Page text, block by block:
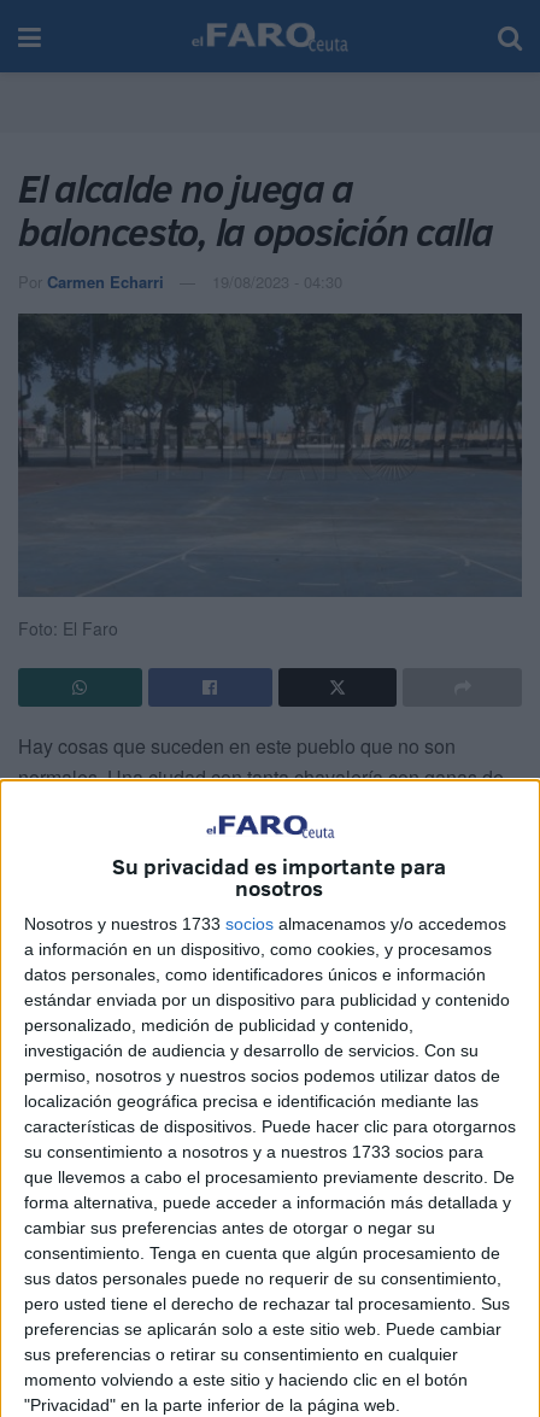
Su privacidad es importante para
nosotros
Nosotros y nuestros 1733 socios almacenamos y/o accedemos
a información en un dispositivo, como cookies, y procesamos
datos personales, como identificadores únicos e información
estándar enviada por un dispositivo para publicidad y contenido
personalizado, medición de publicidad y contenido,
investigación de audiencia y desarrollo de servicios. Con su
permiso, nosotros y nuestros socios podemos utilizar datos de
localización geográfica precisa e identificación mediante las
características de dispositivos. Puede hacer clic para otorgarnos
su consentimiento a nosotros y a nuestros 1733 socios para
que llevemos a cabo el procesamiento previamente descrito. De
forma alternativa, puede acceder a información más detallada y
cambiar sus preferencias antes de otorgar o negar su
consentimiento. Tenga en cuenta que algún procesamiento de
sus datos personales puede no requerir de su consentimiento,
pero usted tiene el derecho de rechazar tal procesamiento. Sus
preferencias se aplicarán solo a este sitio web. Puede cambiar
sus preferencias o retirar su consentimiento en cualquier
momento volviendo a este sitio y haciendo clic en el botón
"Privacidad" en la parte inferior de la página web.
El alcalde no juega a
baloncesto, la oposición calla
Por Carmen Echarri 19/08/2023 - 04:30
Foto: El Faro
Hay cosas que suceden en este pueblo que no son
normales. Una ciudad con tanta chavalería con ganas de
hacer deporte, de reunirse y competir de manera sana, de
disfrutar alejándose de las drogas… parece empeñada en
poner trabas evitando disponer en tiempo de récord de
explanadas como la de los bajos de la Marina.
La Feria terminó el 5 de agosto. Dos semanas después se
ha sido incapaz de colocar las infraestructuras deportivas
al completo y recuperar la normalidad en un lugar que para
muchos chicos y chicas es el único que tienen para echar
sus partidas de fútbol o baloncesto.
En un abrir y cerrar de ojos empieza la vuelta al colegio y
esos chavales que hoy buscan matar el rato de forma sana
tendrán que regresar a las aulas sin poder disfrutar de lo
que se había convertido en un gran centro de reunión
social y un lugar de tranquilidad para muchos padres.
Ayer, tras haber colocado porterías y anunciar que el lunes
le tocaría el turno a las canastas, dicen que no. Dicen que
las van a quitar porque tienen que arreglar los
desperfectos detectados en el pavimento y saneamiento